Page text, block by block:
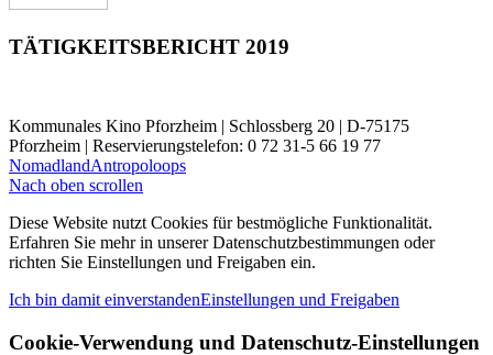
TÄTIGKEITSBERICHT 2019
Kommunales Kino Pforzheim | Schlossberg 20 | D-75175
Pforzheim | Reservierungstelefon: 0 72 31-5 66 19 77
NomadlandAntropoloops
Nach oben scrollen
Diese Website nutzt Cookies für bestmögliche Funktionalität.
Erfahren Sie mehr in unserer Datenschutzbestimmungen oder
richten Sie Einstellungen und Freigaben ein.
Ich bin damit einverstandenEinstellungen und Freigaben
Cookie-Verwendung und Datenschutz-Einstellungen